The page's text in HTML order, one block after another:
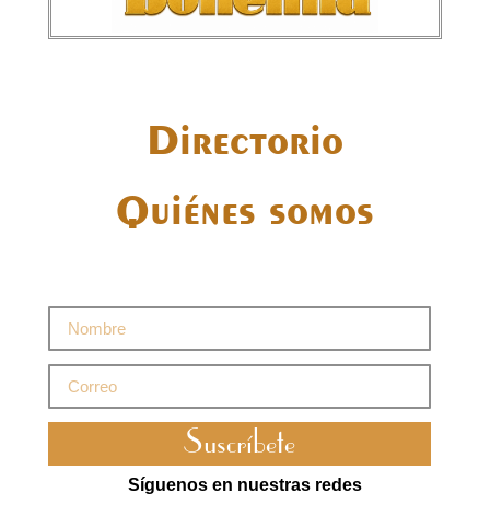
Directorio
Quiénes somos
Suscríbete
Síguenos en nuestras redes